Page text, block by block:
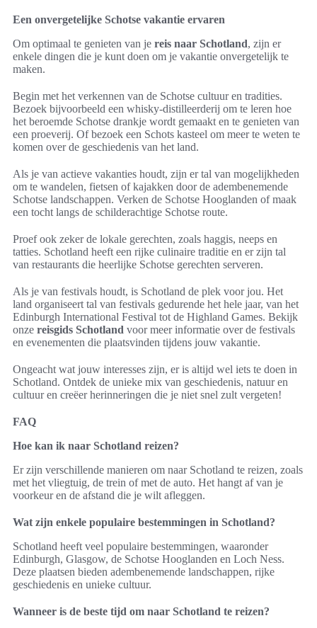
Een onvergetelijke Schotse vakantie ervaren
Om optimaal te genieten van je reis naar Schotland, zijn er
enkele dingen die je kunt doen om je vakantie onvergetelijk te
maken.
Begin met het verkennen van de Schotse cultuur en tradities.
Bezoek bijvoorbeeld een whisky-distilleerderij om te leren hoe
het beroemde Schotse drankje wordt gemaakt en te genieten van
een proeverij. Of bezoek een Schots kasteel om meer te weten te
komen over de geschiedenis van het land.
Als je van actieve vakanties houdt, zijn er tal van mogelijkheden
om te wandelen, fietsen of kajakken door de adembenemende
Schotse landschappen. Verken de Schotse Hooglanden of maak
een tocht langs de schilderachtige Schotse route.
Proef ook zeker de lokale gerechten, zoals haggis, neeps en
tatties. Schotland heeft een rijke culinaire traditie en er zijn tal
van restaurants die heerlijke Schotse gerechten serveren.
Als je van festivals houdt, is Schotland de plek voor jou. Het
land organiseert tal van festivals gedurende het hele jaar, van het
Edinburgh International Festival tot de Highland Games. Bekijk
onze reisgids Schotland voor meer informatie over de festivals
en evenementen die plaatsvinden tijdens jouw vakantie.
Ongeacht wat jouw interesses zijn, er is altijd wel iets te doen in
Schotland. Ontdek de unieke mix van geschiedenis, natuur en
cultuur en creëer herinneringen die je niet snel zult vergeten!
FAQ
Hoe kan ik naar Schotland reizen?
Er zijn verschillende manieren om naar Schotland te reizen, zoals
met het vliegtuig, de trein of met de auto. Het hangt af van je
voorkeur en de afstand die je wilt afleggen.
Wat zijn enkele populaire bestemmingen in Schotland?
Schotland heeft veel populaire bestemmingen, waaronder
Edinburgh, Glasgow, de Schotse Hooglanden en Loch Ness.
Deze plaatsen bieden adembenemende landschappen, rijke
geschiedenis en unieke cultuur.
Wanneer is de beste tijd om naar Schotland te reizen?